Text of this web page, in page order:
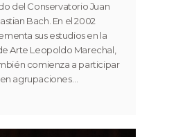
del Conservatorio Juan
Bach. En el 2002
sus estudios en la
Arte Leopoldo Marechal,
comienza a participar
en agrupaciones…